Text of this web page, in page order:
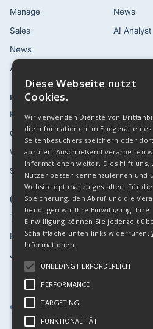
Manage
Sales
News
AI Analyst
News
AI Analyst
KUNDEN
Kundenstimmen
Case Studies
Webinare
Sicherheit
Blog
Top 30
ÜBER UNS
Team
Presse
Jobs
ANDERE
Demo
Login
Diese Webseite nutzt
Cookies.
Wir verwenden Dienste von
die Informationen im Endgerät eines
Seitenbesuchers speichern oder dort
abrufen. Anschließend verarbeiten
Informationen weiter. Dies hilft uns,
Nutzer besser kennenzulernen und
Website optimal zu gestalten. Für die
Speicherung, den Abruf und die
benötigen wir Ihre Einwilligung. Ihre
Einwilligung können Sie jederzeit
Schaltfläche unten links widerrufen.
Informationen
UNBEDINGT ERFORDERLICH
PERFORMANCE
TARGETING
FUNKTIONALITÄT